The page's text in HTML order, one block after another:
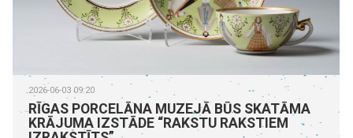
2026-06-03 09:20
RĪGAS PORCELĀNA MUZEJĀ BŪS SKATĀMA
KRĀJUMA IZSTĀDE “RAKSTU RAKSTIEM